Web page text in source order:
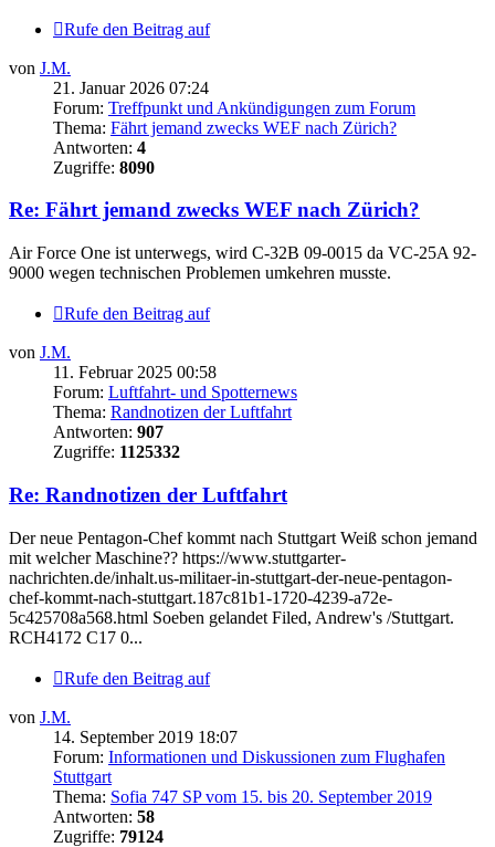
Rufe den Beitrag auf
von J.M.
21. Januar 2026 07:24
Forum: Treffpunkt und Ankündigungen zum Forum
Thema: Fährt jemand zwecks WEF nach Zürich?
Antworten: 4
Zugriffe: 8090
Re: Fährt jemand zwecks WEF nach Zürich?
Air Force One ist unterwegs, wird C-32B 09-0015 da VC-25A 92-
9000 wegen technischen Problemen umkehren musste.
Rufe den Beitrag auf
von J.M.
11. Februar 2025 00:58
Forum: Luftfahrt- und Spotternews
Thema: Randnotizen der Luftfahrt
Antworten: 907
Zugriffe: 1125332
Re: Randnotizen der Luftfahrt
Der neue Pentagon-Chef kommt nach Stuttgart Weiß schon jemand
mit welcher Maschine?? https://www.stuttgarter-
nachrichten.de/inhalt.us-militaer-in-stuttgart-der-neue-pentagon-
chef-kommt-nach-stuttgart.187c81b1-1720-4239-a72e-
5c425708a568.html Soeben gelandet Filed, Andrew's /Stuttgart.
RCH4172 C17 0...
Rufe den Beitrag auf
von J.M.
14. September 2019 18:07
Forum: Informationen und Diskussionen zum Flughafen
Stuttgart
Thema: Sofia 747 SP vom 15. bis 20. September 2019
Antworten: 58
Zugriffe: 79124